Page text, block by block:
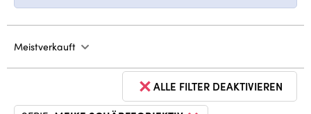
Meistverkauft
ALLE FILTER DEAKTIVIEREN